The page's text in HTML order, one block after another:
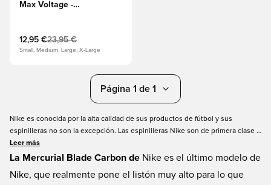
Max Voltage -
12,95 €23,95 €
Small, Medium, Large, X-Large
Página 1 de 1
Nike es conocida por la alta calidad de sus productos de fútbol y sus
espinilleras no son la excepción. Las espinilleras Nike son de primera clase y
Nike ha conseguido combinar diseño y comodidad a otro nivel. En
UniSportStore.com tenemos una gran selección de espinilleras Nike de
mejorar aún más su experiencia en el campo, como espinilleras y protección
Leer más
La Mercurial Blade Carbon de Nike es el último modelo de
Nike, que realmente pone el listón muy alto para lo que